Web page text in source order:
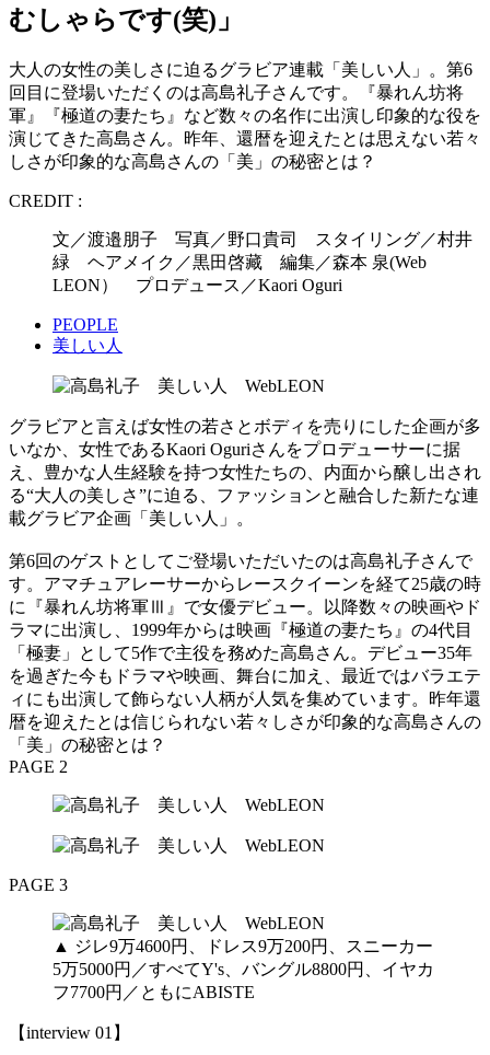
むしゃらです(笑)」
大人の女性の美しさに迫るグラビア連載「美しい人」。第6
回目に登場いただくのは高島礼子さんです。『暴れん坊将
軍』『極道の妻たち』など数々の名作に出演し印象的な役を
演じてきた高島さん。昨年、還暦を迎えたとは思えない若々
しさが印象的な高島さんの「美」の秘密とは？
CREDIT :
文／渡邉朋子 写真／野口貴司 スタイリング／村井
緑 ヘアメイク／黒田啓藏 編集／森本 泉(Web
LEON） プロデュース／Kaori Oguri
PEOPLE
美しい人
グラビアと言えば女性の若さとボディを売りにした企画が多
いなか、女性であるKaori Oguriさんをプロデューサーに据
え、豊かな人生経験を持つ女性たちの、内面から醸し出され
る“大人の美しさ”に迫る、ファッションと融合した新たな連
載グラビア企画「美しい人」。
第6回のゲストとしてご登場いただいたのは高島礼子さんで
す。アマチュアレーサーからレースクイーンを経て25歳の時
に『暴れん坊将軍Ⅲ』で女優デビュー。以降数々の映画やド
ラマに出演し、1999年からは映画『極道の妻たち』の4代目
「極妻」として5作で主役を務めた高島さん。デビュー35年
を過ぎた今もドラマや映画、舞台に加え、最近ではバラエテ
ィにも出演して飾らない人柄が人気を集めています。昨年還
暦を迎えたとは信じられない若々しさが印象的な高島さんの
「美」の秘密とは？
PAGE 2
PAGE 3
▲ ジレ9万4600円、ドレス9万200円、スニーカー
5万5000円／すべてY's、バングル8800円、イヤカ
フ7700円／ともにABISTE
【interview 01】